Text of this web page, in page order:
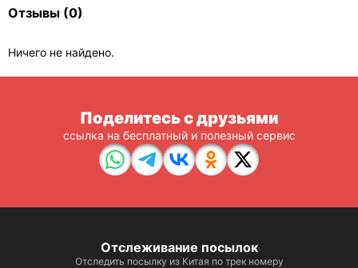
Отзывы (0)
Ничего не найдено.
Поделитесь с друзьями
ссылка на бесплатный и полезный сервис
Отслеживание посылок
Отследить посылку из Китая по трек номеру